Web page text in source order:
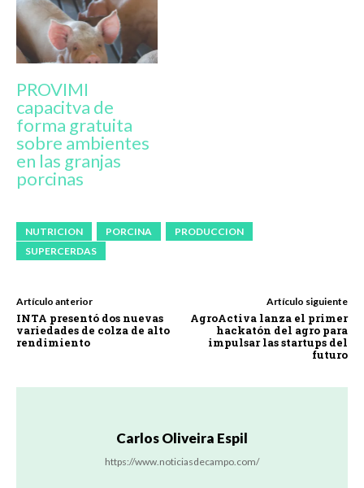
PROVIMI
capacitva de
forma gratuita
sobre ambientes
en las granjas
porcinas
NUTRICION PORCINA
PRODUCCION
SUPERCERDAS
Artículo anterior
INTA presentó dos nuevas
variedades de colza de alto
rendimiento
Artículo siguiente
AgroActiva lanza el primer
hackatón del agro para
impulsar las startups del
futuro
Carlos Oliveira Espil
https://www.noticiasdecampo.com/